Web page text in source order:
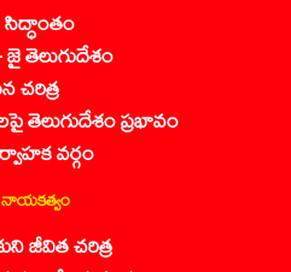
తెలుగుదేశం
చరిత్ర
ప్రభావం
వర్గం
జీవిత చరిత్ర